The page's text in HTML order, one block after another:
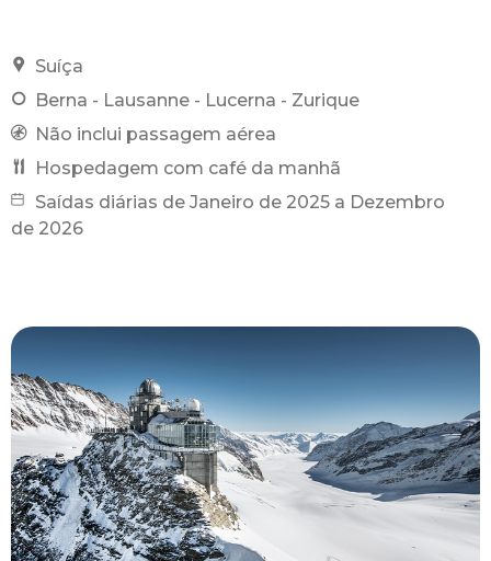
Suíça
Berna - Lausanne - Lucerna - Zurique
Não inclui passagem aérea
Hospedagem com café da manhã
Saídas diárias de Janeiro de 2025 a Dezembro
de 2026